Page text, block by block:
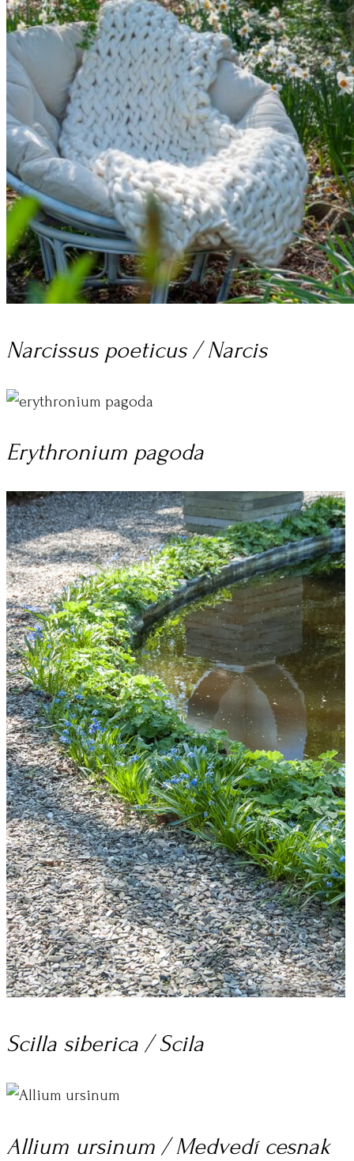
Narcissus poeticus / Narcis
Erythronium pagoda
Scilla siberica / Scila
Allium ursinum / Medvedí cesnak